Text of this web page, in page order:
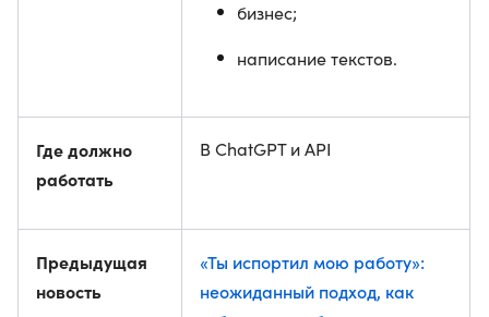
бизнес;
написание текстов.
Где должно
работать
В ChatGPT и API
Предыдущая
новость
«Ты испортил мою работу»:
неожиданный подход, как